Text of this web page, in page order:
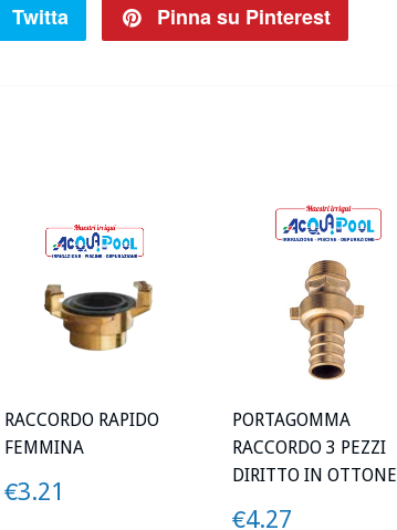
Twitta
Twitta
Pinna su Pinterest
RACCORDO RAPIDO
FEMMINA
PREZZO
€3.21
PORTAGOMMA
RACCORDO 3 PEZZI
DIRITTO IN OTTONE
PREZZO
€4.27